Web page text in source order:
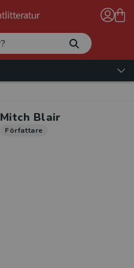
Mitch Blair
Författare